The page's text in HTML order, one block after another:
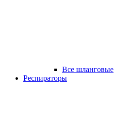
Все шланговые
Респираторы